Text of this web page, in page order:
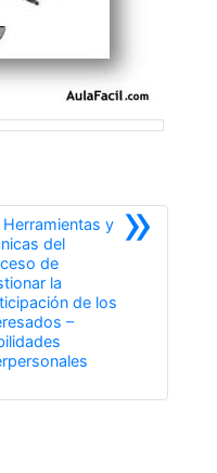
»
y
del
de
la
de los
–
Siguiente